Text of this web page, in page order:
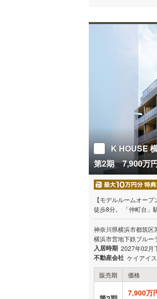
K HOUSE
第2期 7,900万
【モデルルームオープン/資料請
徒歩8分。 「仲町台」駅最寄り約5
面積85m²、75m²～
（3）敷地内駐車場先着順受
リ調べ ※2:当物件は
お問い合わせの際は
なご案内が可能です。
神奈川県横浜市都筑区
横浜市営地下鉄ブルー
入居時期 2027年02月
不動産会社 ケイアイ
販売期
価格
7,900万